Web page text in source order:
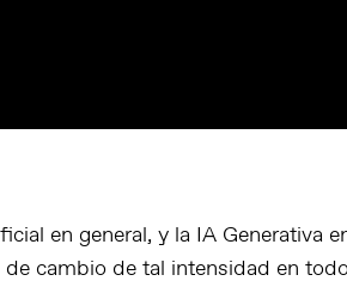
en general, y la IA Generativa
cambio de tal intensidad en